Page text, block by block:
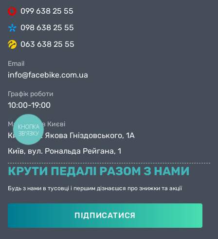
099 638 25 55
098 638 25 55
063 638 25 55
Email
info@facebike.com.ua
Графік роботи
10:00-19:00
Магазини в Києві
Київ, вул. Якова Гніздовського, 1А
Київ, вул. Рональда Рейгана, 1
КРУТИ ПЕДАЛІ РАЗОМ З НАМИ
Будь з нами в тусовці і першим дізнаєшся про знижки та акції
ПІДПИСАТИСЯ
КНОПКА
ЗВ'ЯЗКУ